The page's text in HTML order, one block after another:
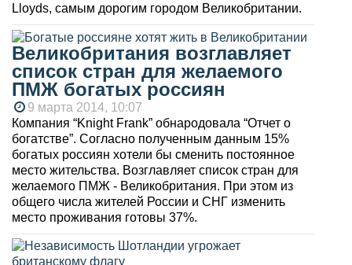
Lloyds, самым дорогим городом Великобритании.
Великобритания возглавляет
список стран для желаемого
ПМЖ богатых россиян
9 марта 2014, 10:07
Компания “Knight Frank” обнародовала “Отчет о
богатстве”. Согласно полученным данным 15%
богатых россиян хотели бы сменить постоянное
место жительства. Возглавляет список стран для
желаемого ПМЖ - Великобритания. При этом из
общего числа жителей России и СНГ изменить
место проживания готовы 37%.